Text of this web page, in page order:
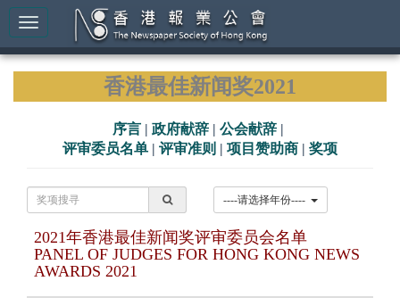
香港最佳新闻奖2021
序言 | 政府献辞 | 公会献辞 |
评审委员名单 | 评审准则 | 项目赞助商 | 奖项
2021年香港最佳新闻奖评审委员会名单
PANEL OF JUDGES FOR HONG KONG NEWS
AWARDS 2021